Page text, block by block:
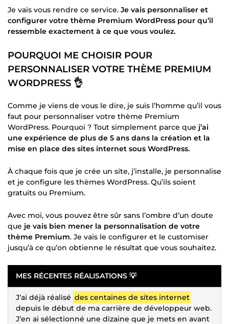
Je vais vous rendre ce service. Je vais personnaliser et
configurer votre thème Premium WordPress pour qu’il
ressemble exactement à ce que vous voulez.
POURQUOI ME CHOISIR POUR
PERSONNALISER VOTRE THÈME PREMIUM
WORDPRESS 👌
Comme je viens de vous le dire, je suis l’homme qu’il vous
faut pour personnaliser votre thème Premium
WordPress. Pourquoi ? Tout simplement parce que j’ai
une expérience de plus de 5 ans dans la création et la
mise en place des sites internet sous WordPress.
À chaque fois que je crée un site, j’installe, je personnalise
et je configure les thèmes WordPress. Qu’ils soient
gratuits ou Premium.
Avec moi, vous pouvez être sûr sans l’ombre d’un doute
que je vais bien mener la personnalisation de votre
thème Premium. Je vais le configurer et le customiser
jusqu’à ce qu’on obtienne le résultat que vous souhaitez.
MES RÉCENTES RÉALISATIONS 💡
J’ai déjà réalisé des centaines de sites internet
depuis le début de ma carrière de développeur web.
J’en ai sélectionné une dizaine que je mets en avant